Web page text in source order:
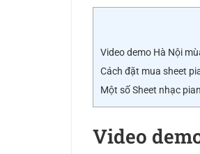
Video demo Hà Nội
Cách đặt mua sheet
Một số Sheet nhạc
Video